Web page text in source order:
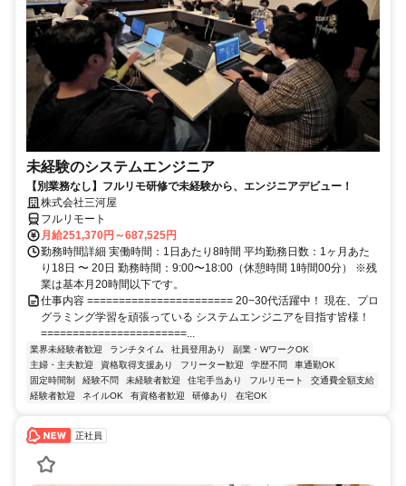
未経験のシステムエンジニア
【別業務なし】フルリモ研修で未経験から、エンジニアデビュー！
株式会社三河屋
フルリモート
月給251,370円～687,525円
勤務時間詳細 実働時間：1日あたり8時間 平均勤務日数：1ヶ月あた
り18日 〜 20日 勤務時間：9:00〜18:00（休憩時間 1時間00分） ※残
業は基本月20時間以下です。
仕事内容 ======================= 20−30代活躍中！ 現在、プロ
グラミング学習を頑張っている システムエンジニアを目指す皆様！
=======================...
業界未経験者歓迎 ランチタイム 社員登用あり
副業・WワークOK
主婦・主夫歓迎
資格取得支援あり フリーター歓迎 学歴不問
車通勤OK
固定時間制
経験不問 未経験者歓迎 住宅手当あり フルリモート
交通費全額支給
経験者歓迎
ネイルOK 有資格者歓迎 研修あり 在宅OK
正社員